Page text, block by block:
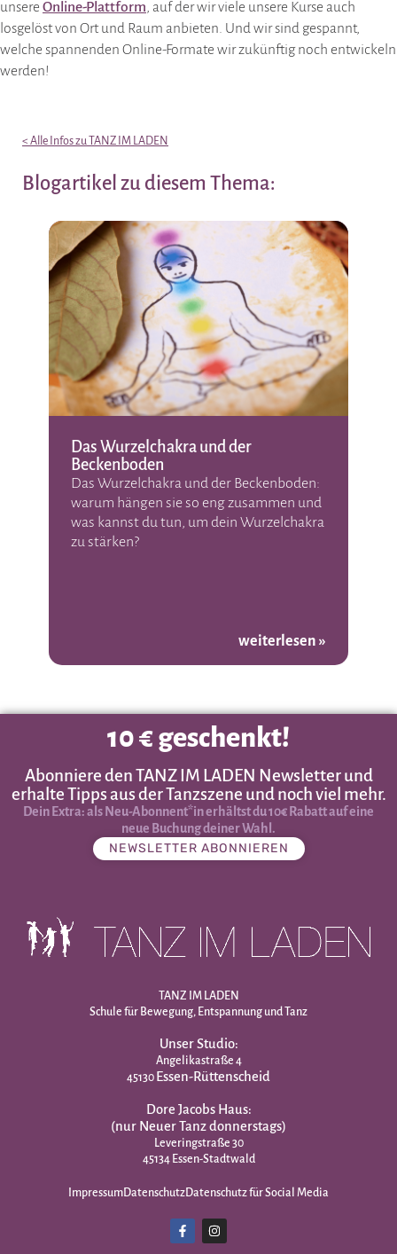
unsere Online-Plattform, auf der wir viele unsere Kurse auch
losgelöst von Ort und Raum anbieten. Und wir sind gespannt,
welche spannenden Online-Formate wir zukünftig noch entwickeln
werden!
< Alle Infos zu TANZ IM LADEN
Blogartikel zu diesem Thema:
Das Wurzelchakra und der
Beckenboden
Das Wurzelchakra und der Beckenboden:
warum hängen sie so eng zusammen und
was kannst du tun, um dein Wurzelchakra
zu stärken?
weiterlesen »
10 € geschenkt!
Abonniere den TANZ IM LADEN Newsletter und
erhalte Tipps aus der Tanzszene und noch viel mehr.
Dein Extra: als Neu-Abonnent*in erhältst du 10€ Rabatt auf eine
neue Buchung deiner Wahl.
NEWSLETTER ABONNIEREN
TANZ IM LADEN
Schule für Bewegung, Entspannung und Tanz
Unser Studio:
Angelikastraße 4
45130 Essen-Rüttenscheid
Dore Jacobs Haus:
(nur Neuer Tanz donnerstags)
Leveringstraße 30
45134 Essen-Stadtwald
ImpressumDatenschutzDatenschutz für Social Media